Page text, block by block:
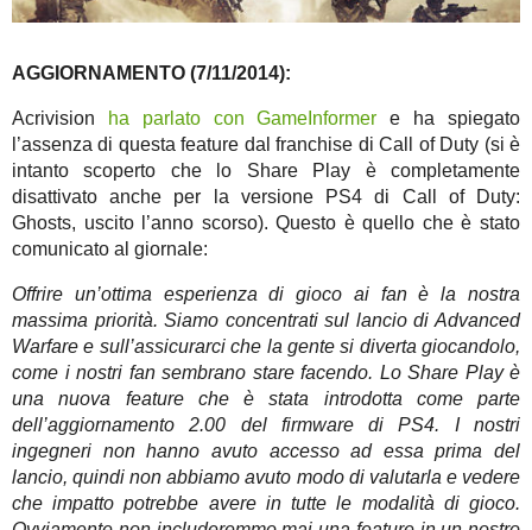
AGGIORNAMENTO (7/11/2014):
Acrivision ha parlato con GameInformer e ha spiegato
l’assenza di questa feature dal franchise di Call of Duty (si è
intanto scoperto che lo Share Play è completamente
disattivato anche per la versione PS4 di Call of Duty:
Ghosts, uscito l’anno scorso). Questo è quello che è stato
comunicato al giornale:
Offrire un’ottima esperienza di gioco ai fan è la nostra
massima priorità. Siamo concentrati sul lancio di Advanced
Warfare e sull’assicurarci che la gente si diverta giocandolo,
come i nostri fan sembrano stare facendo. Lo Share Play è
una nuova feature che è stata introdotta come parte
dell’aggiornamento 2.00 del firmware di PS4. I nostri
ingegneri non hanno avuto accesso ad essa prima del
lancio, quindi non abbiamo avuto modo di valutarla e vedere
che impatto potrebbe avere in tutte le modalità di gioco.